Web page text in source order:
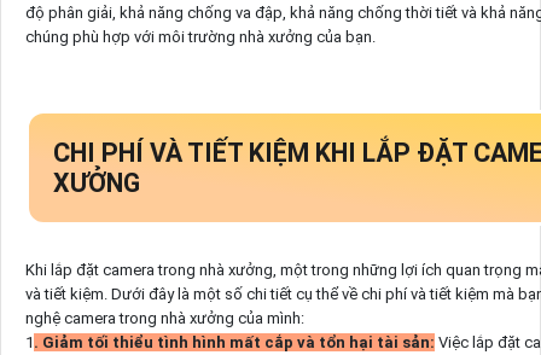
độ phân giải, khả năng chống va đập, khả năng chống thời tiết và khả
chúng phù hợp với môi trường nhà xưởng của bạn.
CHI PHÍ VÀ TIẾT KIỆM KHI LẮP ĐẶT
XƯỞNG
Khi lắp đặt camera trong nhà xưởng, một trong những lợi ích quan trọng
và tiết kiệm. Dưới đây là một số chi tiết cụ thể về chi phí và tiết kiệm mà
nghệ camera trong nhà xưởng của mình:
1 . Giảm tối thiểu tình hình mất cắp và tổn hại tài sản: Việc lắp đặt